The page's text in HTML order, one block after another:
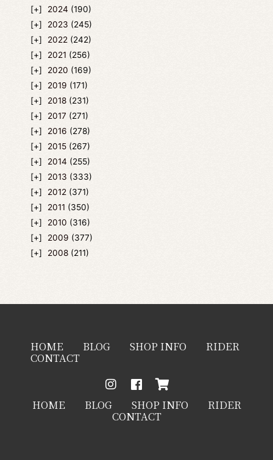
2024 (190)
2023 (245)
2022 (242)
2021 (256)
2020 (169)
2019 (171)
2018 (231)
2017 (271)
2016 (278)
2015 (267)
2014 (255)
2013 (333)
2012 (371)
2011 (350)
2010 (316)
2009 (377)
2008 (211)
HOME BLOG SHOP INFO RIDER
CONTACT
HOME BLOG SHOP INFO RIDER
CONTACT